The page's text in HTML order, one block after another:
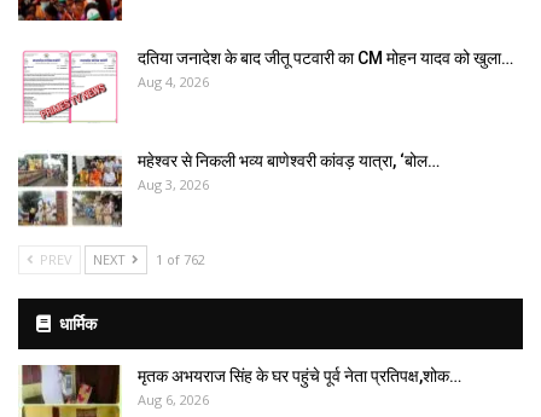
दतिया जनादेश के बाद जीतू पटवारी का CM मोहन यादव को खुला…
Aug 4, 2026
महेश्वर से निकली भव्य बाणेश्वरी कांवड़ यात्रा, ‘बोल…
Aug 3, 2026
PREV NEXT 1 of 762
धार्मिक
मृतक अभयराज सिंह के घर पहुंचे पूर्व नेता प्रतिपक्ष,शोक…
Aug 6, 2026